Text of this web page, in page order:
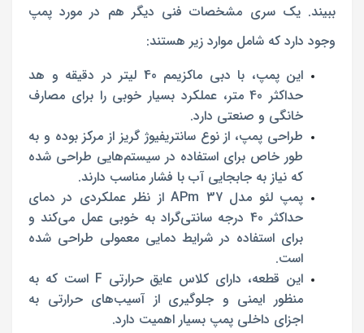
ببیند. یک سری مشخصات فنی دیگر هم در مورد پمپ
وجود دارد که شامل موارد زیر هستند:
این پمپ، با دبی ماکزیمم 40 لیتر در دقیقه و هد
حداکثر 40 متر، عملکرد بسیار خوبی را برای مصارف
خانگی و صنعتی دارد.
طراحی پمپ، از نوع سانتریفیوژ گریز از مرکز بوده و به‌
طور خاص برای استفاده در سیستم‌هایی طراحی شده
که نیاز به جابجایی آب با فشار مناسب دارند.
پمپ لئو مدل APm 37 از نظر عملکردی در دمای
حداکثر 40 درجه سانتی‌گراد به ‌خوبی عمل می‌کند و
برای استفاده در شرایط دمایی معمولی طراحی شده
است.
این قطعه، دارای کلاس عایق حرارتی F است که به
‌منظور ایمنی و جلوگیری از آسیب‌های حرارتی به
اجزای داخلی پمپ بسیار اهمیت دارد.